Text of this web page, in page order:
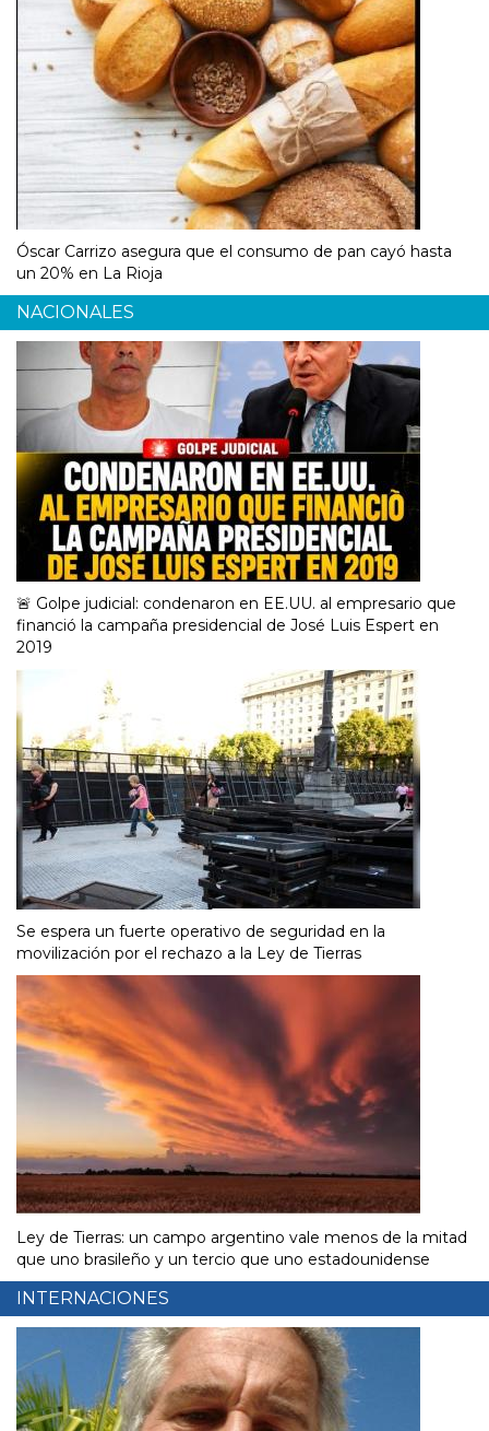
Óscar Carrizo asegura que el consumo de pan cayó hasta
un 20% en La Rioja
NACIONALES
🚨 Golpe judicial: condenaron en EE.UU. al empresario que
financió la campaña presidencial de José Luis Espert en
2019
Se espera un fuerte operativo de seguridad en la
movilización por el rechazo a la Ley de Tierras
Ley de Tierras: un campo argentino vale menos de la mitad
que uno brasileño y un tercio que uno estadounidense
INTERNACIONES